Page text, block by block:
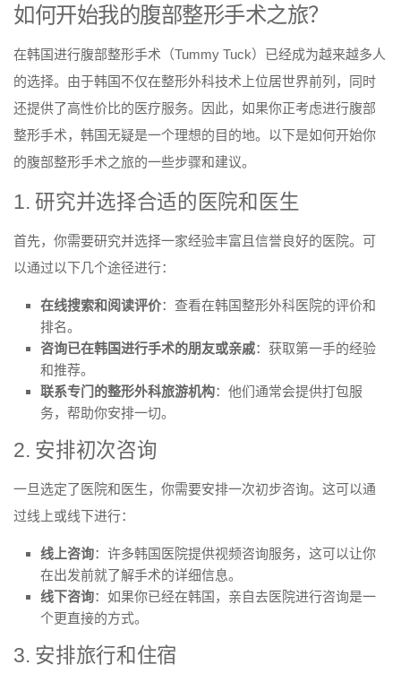
如何开始我的腹部整形手术之旅？
在韩国进行腹部整形手术（Tummy Tuck）已经成为越来越多人
的选择。由于韩国不仅在整形外科技术上位居世界前列，同时
还提供了高性价比的医疗服务。因此，如果你正考虑进行腹部
整形手术，韩国无疑是一个理想的目的地。以下是如何开始你
的腹部整形手术之旅的一些步骤和建议。
1. 研究并选择合适的医院和医生
首先，你需要研究并选择一家经验丰富且信誉良好的医院。可
以通过以下几个途径进行：
在线搜索和阅读评价：查看在韩国整形外科医院的评价和
排名。
咨询已在韩国进行手术的朋友或亲戚：获取第一手的经验
和推荐。
联系专门的整形外科旅游机构：他们通常会提供打包服
务，帮助你安排一切。
2. 安排初次咨询
一旦选定了医院和医生，你需要安排一次初步咨询。这可以通
过线上或线下进行：
线上咨询：许多韩国医院提供视频咨询服务，这可以让你
在出发前就了解手术的详细信息。
线下咨询：如果你已经在韩国，亲自去医院进行咨询是一
个更直接的方式。
3. 安排旅行和住宿